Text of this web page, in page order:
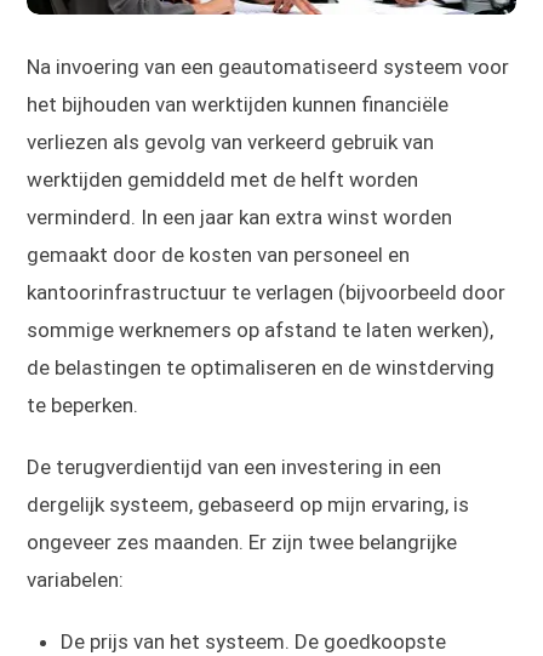
Na invoering van een geautomatiseerd systeem voor
het bijhouden van werktijden kunnen financiële
verliezen als gevolg van verkeerd gebruik van
werktijden gemiddeld met de helft worden
verminderd. In een jaar kan extra winst worden
gemaakt door de kosten van personeel en
kantoorinfrastructuur te verlagen (bijvoorbeeld door
sommige werknemers op afstand te laten werken),
de belastingen te optimaliseren en de winstderving
te beperken.
De terugverdientijd van een investering in een
dergelijk systeem, gebaseerd op mijn ervaring, is
ongeveer zes maanden. Er zijn twee belangrijke
variabelen:
De prijs van het systeem. De goedkoopste